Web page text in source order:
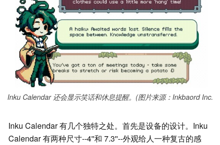
Inku Calendar 还会显示笑话和休息提醒。(图片来源：Inkbaord Inc.
Inku Calendar 有几个独特之处。首先是设备的设计。Inku
Calendar 有两种尺寸--4''和 7.3''--外观给人一种复古的感